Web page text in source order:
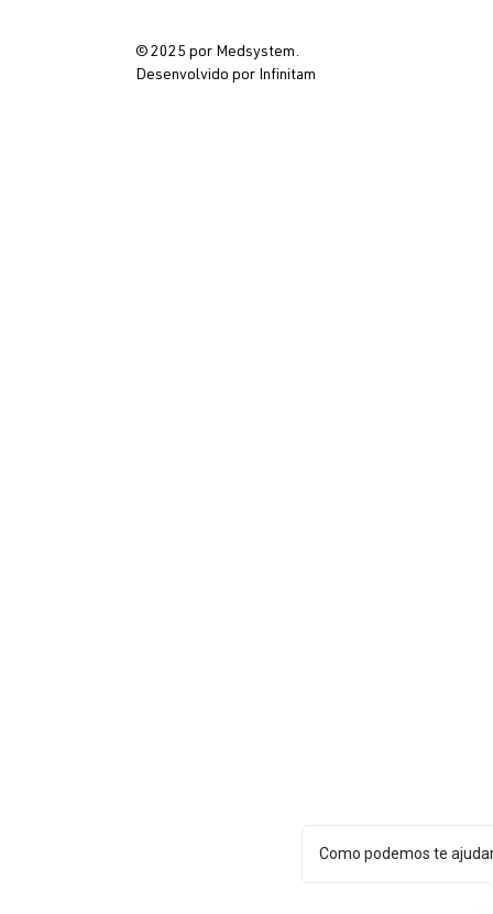
© 2025 por Medsystem.
Desenvolvido por Infinitam
Como podemos te